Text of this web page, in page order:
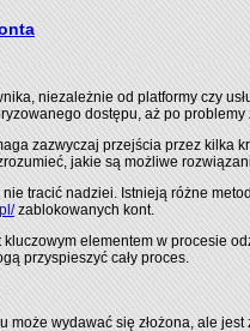
niezależnie od platformy czy
dostępu, aż po
zazwyczaj przejścia przez
jakie są możliwe
tracić nadziei. Istnieją różne
zablokowanych kont.
elementem w procesie
przyspieszyć cały proces.
wydawać się złożona, ale